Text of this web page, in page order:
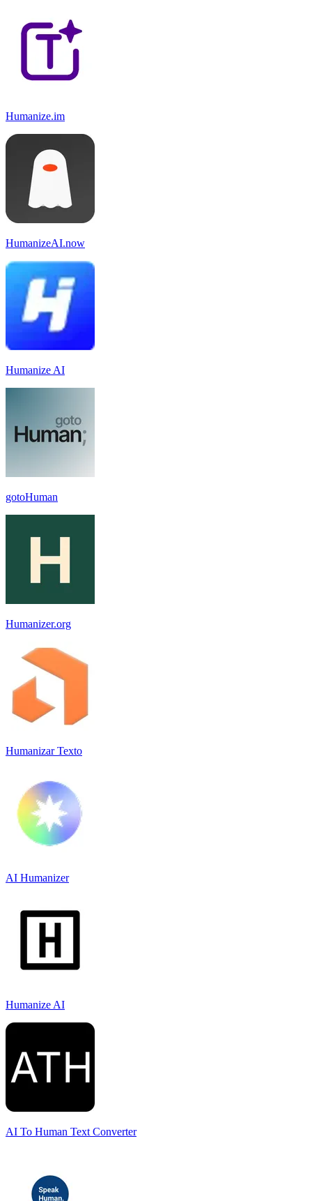
Humanize.im
HumanizeAI.now
Humanize AI
gotoHuman
Humanizer.org
Humanizar Texto
AI Humanizer
Humanize AI
AI To Human Text Converter